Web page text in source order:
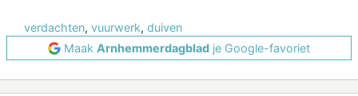
verdachten, vuurwerk, duiven
Maak Arnhemmerdagblad je Google-favoriet